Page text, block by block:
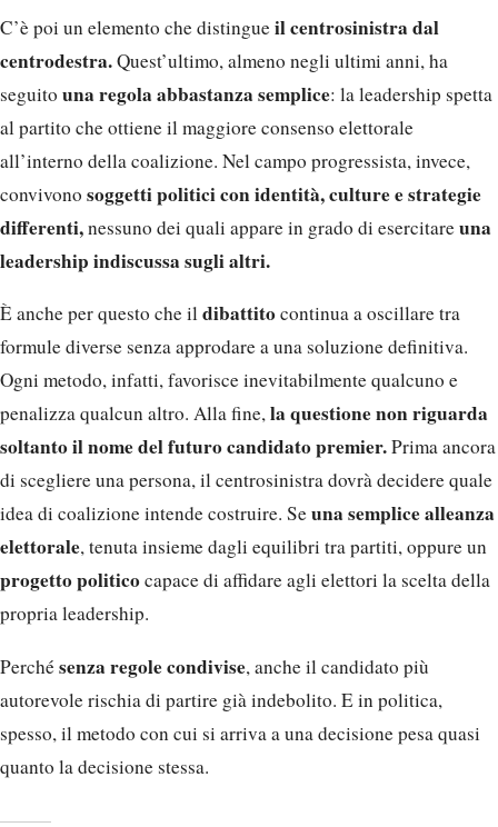
C’è poi un elemento che distingueil centrosinistra dal
centrodestra.Quest’ultimo, almeno negli ultimi anni, ha
seguito una regola abbastanza semplice: la leadership spetta
al partito che ottiene il maggiore consenso elettorale
all’interno della coalizione. Nel campo progressista, invece,
convivono soggetti politici con identità, culture e strategie
differenti,nessuno dei quali appare in grado di esercitareuna
leadership indiscussa sugli altri.
È anche per questo che ildibattitocontinua a oscillare tra
formule diverse senza approdare a una soluzione definitiva.
Ogni metodo, infatti, favorisce inevitabilmente qualcuno e
penalizza qualcun altro. Alla fine,la questione non riguarda
soltanto il nome del futuro candidato premier.Prima ancora
di scegliere una persona, il centrosinistra dovrà decidere quale
idea di coalizione intende costruire. Seuna semplice alleanza
elettorale, tenuta insieme dagli equilibri tra partiti, oppure un
progetto politicocapace di affidare agli elettori la scelta della
propria leadership.
Perchésenza regole condivise, anche il candidato più
autorevole rischia di partire già indebolito. E in politica,
spesso, il metodo con cui si arriva a una decisione pesa quasi
quanto la decisione stessa.